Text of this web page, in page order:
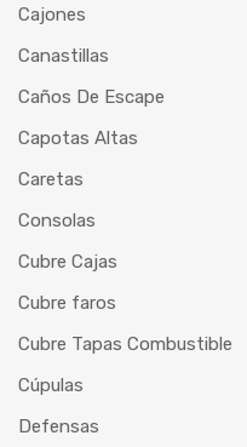
Cajones
Canastillas
Caños De Escape
Capotas Altas
Caretas
Consolas
Cubre Cajas
Cubre faros
Cubre Tapas Combustible
Cúpulas
Defensas